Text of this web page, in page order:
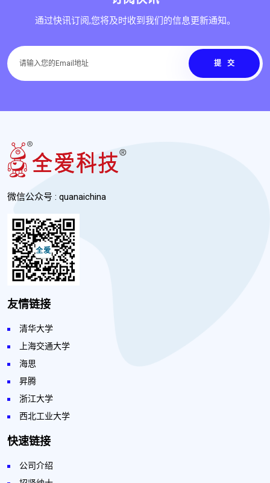
通过快讯订阅,您将及时收到我们的信息更新通知。
提交
微信公众号 : quanaichina
友情链接
清华大学
上海交通大学
海思
昇腾
浙江大学
西北工业大学
快速链接
公司介绍